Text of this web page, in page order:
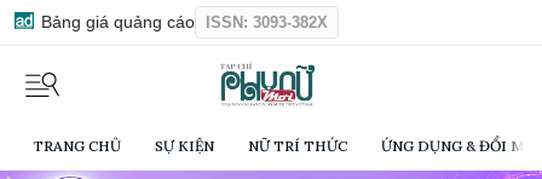
Bảng giá quảng cáo ISSN: 3093-382X
TRANG CHỦ SỰ KIỆN NỮ TRÍ THỨC ỨNG DỤNG & ĐỔI